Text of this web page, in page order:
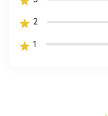
2
1